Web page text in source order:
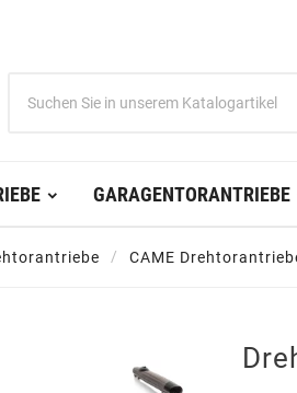
GARAGENTORANTRIEBE
CAME